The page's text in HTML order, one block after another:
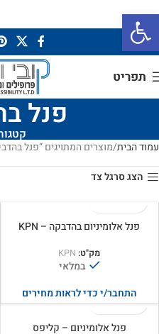
פתח סרגל
תפריט
פנל
עמוד הבית מוצרים המתויגים “פנל
הצג סרגל צד
פנל אלומיניום בהדבקה – KPN
מק"ט: KPN
במלאי
התחבר/י כדי לראות מחירים
פנל אלומיניום – קליפס